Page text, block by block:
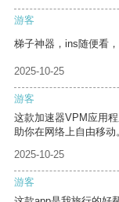
游客
梯子神器，ins随便看，
2025-10-25
游客
这款加速器VPM应用
助你在网络上自由移动
2025-10-25
游客